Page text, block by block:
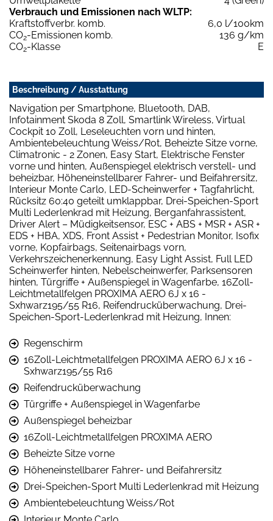
Verbrauch und Emissionen nach WLTP:
Kraftstoffverbr. komb.
6,0 l/100km
CO2-Emissionen komb.
136 g/km
CO2-Klasse E
Beschreibung / Ausstattung
Navigation per Smartphone, Bluetooth, DAB,
Infotainment Skoda 8 Zoll, Smartlink Wireless, Virtual
Cockpit 10 Zoll, Leseleuchten vorn und hinten,
Ambientebeleuchtung Weiss/Rot, Beheizte Sitze vorne,
Climatronic - 2 Zonen, Easy Start, Elektrische Fenster
vorne und hinten, Außenspiegel elektrisch verstell- und
beheizbar, Höheneinstellbarer Fahrer- und Beifahrersitz,
Interieur Monte Carlo, LED-Scheinwerfer + Tagfahrlicht,
Rücksitz 60:40 geteilt umklappbar, Drei-Speichen-Sport
Multi Lederlenkrad mit Heizung, Berganfahrassistent,
Driver Alert – Müdigkeitsensor, ESC + ABS + MSR + ASR +
EDS + HBA, XDS, Front Assist + Pedestrian Monitor, Isofix
vorne, Kopfairbags, Seitenairbags vorn,
Verkehrszeichenerkennung, Easy Light Assist, Full LED
Scheinwerfer hinten, Nebelscheinwerfer, Parksensoren
hinten, Türgriffe + Außenspiegel in Wagenfarbe, 16Zoll-
Leichtmetallfelgen PROXIMA AERO 6J x 16 -
Sxhwarz195/55 R16, Reifendrucküberwachung, Drei-
Speichen-Sport-Lederlenkrad mit Heizung, Innen:
Regenschirm
16Zoll-Leichtmetallfelgen PROXIMA AERO 6J x 16 -
Sxhwarz195/55 R16
Reifendrucküberwachung
Türgriffe + Außenspiegel in Wagenfarbe
Außenspiegel beheizbar
16Zoll-Leichtmetallfelgen PROXIMA AERO
Beheizte Sitze vorne
Höheneinstellbarer Fahrer- und Beifahrersitz
Drei-Speichen-Sport Multi Lederlenkrad mit Heizung
Ambientebeleuchtung Weiss/Rot